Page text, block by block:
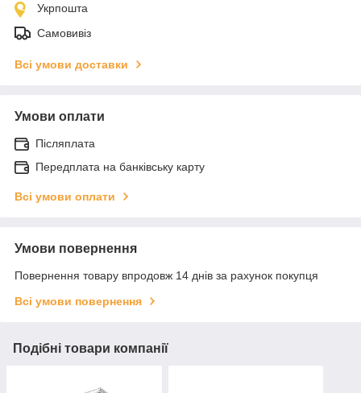
Укрпошта
Самовивіз
Всі умови доставки
Умови оплати
Післяплата
Передплата на банківську карту
Всі умови оплати
Умови повернення
Повернення товару впродовж 14 днів за рахунок покупця
Всі умови повернення
Подібні товари компанії